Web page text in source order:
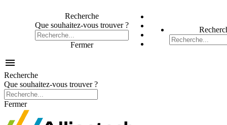
Recherche
Que souhaitez-vous trouver ?
Fermer

Recherche
Que souhaitez-vous trouver ?
Fermer